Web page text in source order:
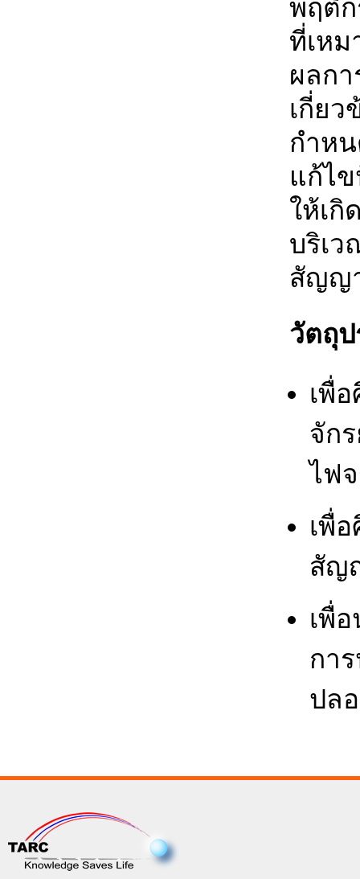
พฤติ
ที่เห
ผลก
เกี่ยว
กำห
แก้ไ
ให้เกิ
บริเ
สัญญ
วัตถุป
เพื่
จัก
ไฟ
เพื่
สัญ
เพื่
กา
ปล